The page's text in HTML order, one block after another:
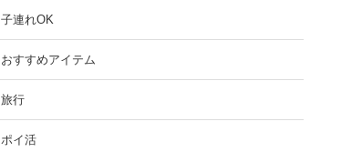
子連れOK
おすすめアイテム
旅行
ポイ活